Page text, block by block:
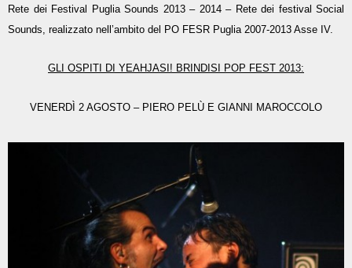
Rete dei Festival Puglia Sounds 2013 – 2014 – Rete dei festival Social
Sounds, realizzato nell’ambito del PO FESR Puglia 2007-2013 Asse IV.
GLI OSPITI DI YEAHJASI! BRINDISI POP FEST 2013:
VENERDÌ 2 AGOSTO – PIERO PELÙ E GIANNI MAROCCOLO